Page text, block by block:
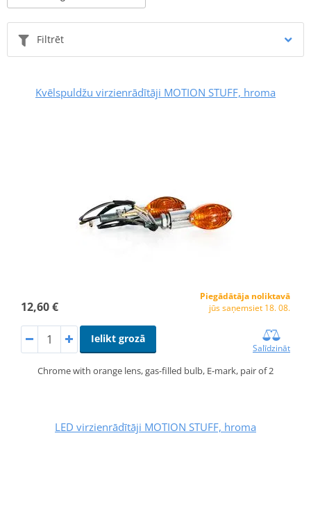
Filtrēt
Kvēlspuldžu virzienrādītāji MOTION STUFF, hroma
12,60 €
Piegādātāja noliktavā
jūs saņemsiet 18. 08.
Ielikt grozā
Salīdzināt
Chrome with orange lens, gas-filled bulb, E-mark, pair of 2
LED virzienrādītāji MOTION STUFF, hroma